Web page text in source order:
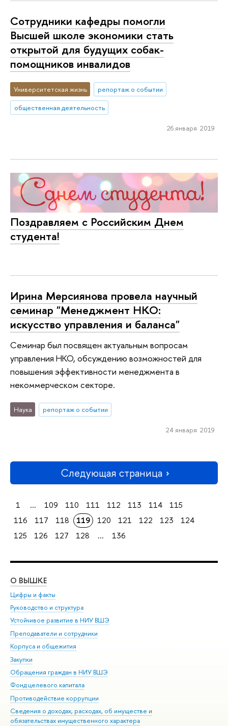
Сотрудники кафедры помогли
Высшей школе экономики стать
открытой для будущих собак-
помощников инвалидов
Университетская жизнь
репортаж о событии
общественная деятельность
26 января 2019
Поздравляем с Российским Днем
студента!
Ирина Мерсиянова провела научный
семинар "Менеджмент НКО:
искусство управления и баланса"
Семинар был посвящен актуальным вопросам
управления НКО, обсуждению возможностей для
повышения эффективности менеджмента в
некоммерческом секторе.
Наука репортаж о событии
24 января 2019
Следующая страница
1 ... 109 110 111 112 113 114
115
116
117 118 119 120 121 122 123
124
125
126 127 128 ... 136
О ВЫШКЕ
Цифры и факты
Руководство и структура
Устойчивое развитие в НИУ ВШЭ
Преподаватели и сотрудники
Корпуса и общежития
Закупки
Обращения граждан в НИУ ВШЭ
Фонд целевого капитала
Противодействие коррупции
Сведения о доходах, расходах, об имуществе и
обязательствах имущественного характера